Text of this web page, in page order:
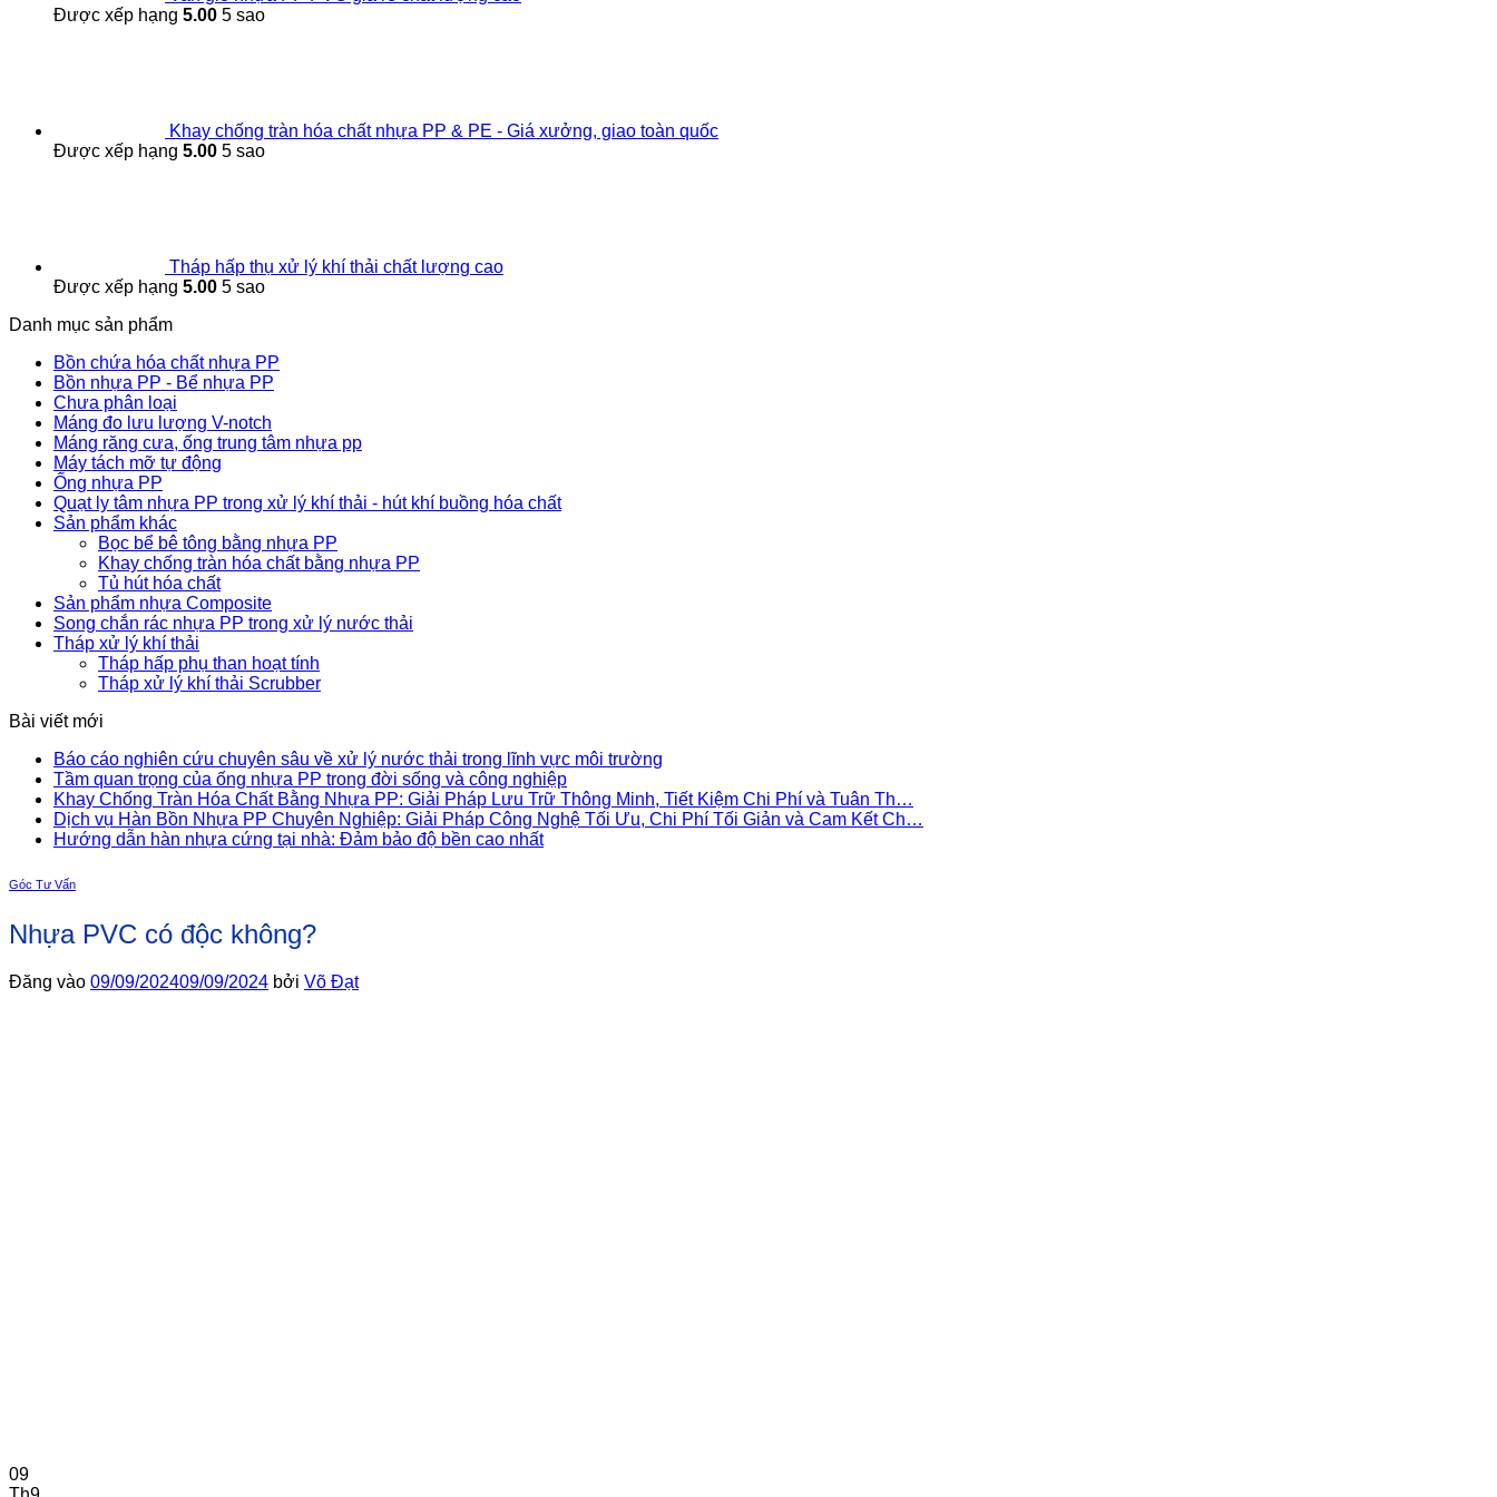
Được xếp hạng 5.00 5 sao
Khay chống tràn hóa chất nhựa PP & PE - Giá xưởng, giao toàn quốc
Được xếp hạng 5.00 5 sao
Tháp hấp thụ xử lý khí thải chất lượng cao
Được xếp hạng 5.00 5 sao
Danh mục sản phẩm
Bồn chứa hóa chất nhựa PP
Bồn nhựa PP - Bể nhựa PP
Chưa phân loại
Máng đo lưu lượng V-notch
Máng răng cưa, ống trung tâm nhựa pp
Máy tách mỡ tự động
Ống nhựa PP
Quạt ly tâm nhựa PP trong xử lý khí thải - hút khí buồng hóa chất
Sản phẩm khác
Bọc bể bê tông bằng nhựa PP
Khay chống tràn hóa chất bằng nhựa PP
Tủ hút hóa chất
Sản phẩm nhựa Composite
Song chắn rác nhựa PP trong xử lý nước thải
Tháp xử lý khí thải
Tháp hấp phụ than hoạt tính
Tháp xử lý khí thải Scrubber
Bài viết mới
Báo cáo nghiên cứu chuyên sâu về xử lý nước thải trong lĩnh vực môi trường
Tầm quan trọng của ống nhựa PP trong đời sống và công nghiệp
Khay Chống Tràn Hóa Chất Bằng Nhựa PP: Giải Pháp Lưu Trữ Thông Minh, Tiết Kiệm Chi Phí và Tuân Th…
Dịch vụ Hàn Bồn Nhựa PP Chuyên Nghiệp: Giải Pháp Công Nghệ Tối Ưu, Chi Phí Tối Giản và Cam Kết Ch…
Hướng dẫn hàn nhựa cứng tại nhà: Đảm bảo độ bền cao nhất
Góc Tư Vấn
Nhựa PVC có độc không?
Đăng vào 09/09/202409/09/2024 bởi Võ Đạt
09